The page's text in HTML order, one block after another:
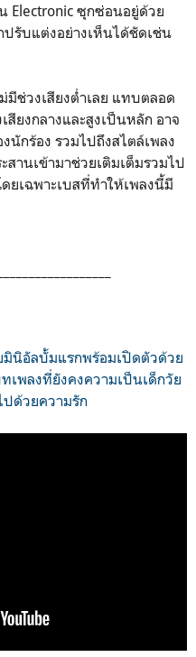
Electronic ซุกซ่อนอยู่ด้วย
ปรับแต่งอย่างเห็นได้ชัดเช่น
ช่วงเสียงต่ำเลย แทบตลอด
สียงกลางและสูงเป็นหลัก อาจ
นักร้อง รวมไปถึงสไตล์เพลง
สานเข้ามาช่วยเติมเต็มรวมไป
ยเฉพาะเบสที่ทำให้เพลงนี้มี
มินิอัลบั้มแรกพร้อมเปิดตัวด้วย
เพลงที่ยังคงความเป็นเด็กวัย
ปด้วยความรัก